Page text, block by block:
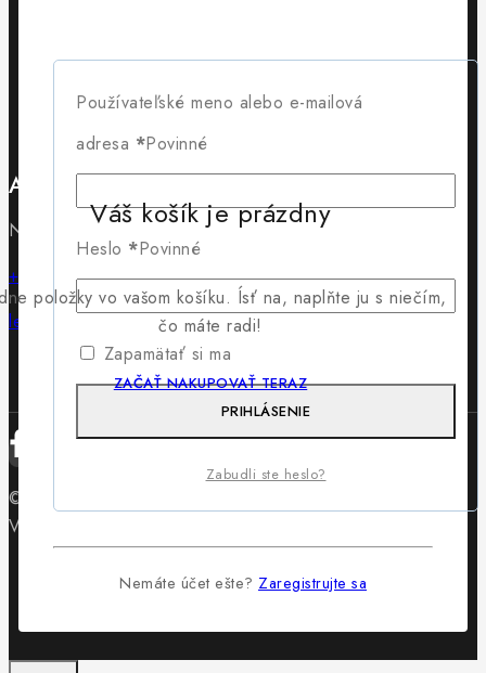
Policy For Buyers
Shipping & Refund
Adresa
Námestie SNP 18/18 01501 Rajec
+421 902 715 430
lewis@lewis.sk
© 2026 Obuv Lewis - WordPress Theme by
Vytvorilo
Používateľské meno alebo e-mailová
adresa *Povinné
Heslo *Povinné
Zapamätať si ma
PRIHLÁSENIE
Zabudli ste heslo?
Nemáte účet ešte? Zaregistrujte sa
Váš košík je prázdny
položky vo vašom košíku. Ísť na, naplňte ju s niečím,
čo máte radi!
ZAČAŤ NAKUPOVAŤ TERAZ